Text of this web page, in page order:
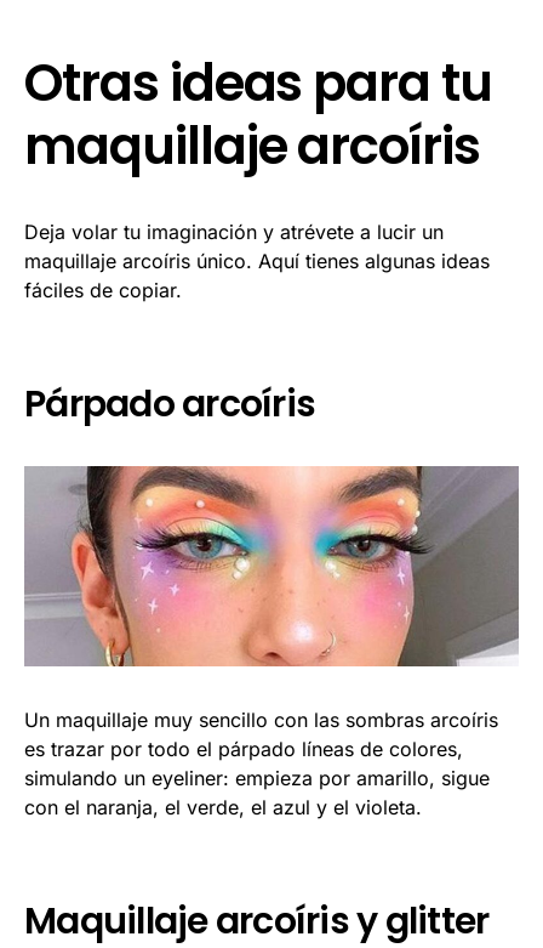
Otras ideas para tu
maquillaje arcoíris
Deja volar tu imaginación y atrévete a lucir un
maquillaje arcoíris único. Aquí tienes algunas ideas
fáciles de copiar.
Párpado arcoíris
Un maquillaje muy sencillo con las sombras arcoíris
es trazar por todo el párpado líneas de colores,
simulando un eyeliner: empieza por amarillo, sigue
con el naranja, el verde, el azul y el violeta.
Maquillaje arcoíris y glitter